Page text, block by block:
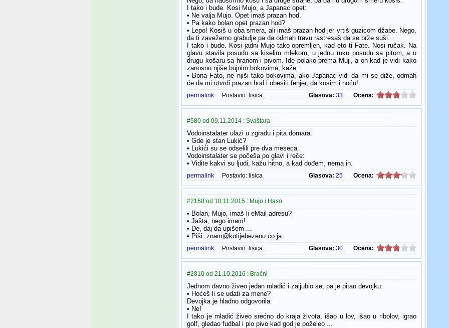
I tako i bude. Kosi Mujo, a Japanac opet:
• Ne valja Mujo. Opet imaš prazan hod.
• Pa kako bolan opet prazan hod?
• Lepo! Kosiš u oba smera, ali imaš prazan hod jer vrtiš guzicom džabe. Nego,
da ti zavežemo grabulje pa da odmah travu rastresaš da se brže suši.
I tako i bude. Kosi jadni Mujo tako opremljen, kad eto ti Fate. Nosi ručak. Na
glavu stavila posudu sa kiselim mlekom, u jednu ruku posudu sa pitom, a u
drugu košaru sa hranom i pivom. Ide polako prema Muji, a on kad je vidi kako
zanosno njiše bujnim bokovima, kaže:
• Bona Fato, ne njiši tako bokovima, ako Japanac vidi da mi se diže, odmah
će da mi utvrdi prazan hod i obesiti fenjer, da kosim i noću!
permalink Postavio: lisica Glasova: 33 Ocena:
#580 od 09.11.2014 : Svaštara
Vodoinstalater ulazi u zgradu i pita domara:
• Gde je stan Lukić?
• Lukići su se odselili pre dva meseca.
Vodoinstalater se počeša po glavi i reče:
• Vidite kakvi su ljudi, kažu hitno, a kad dođem, nema ih.
permalink Postavio: lisica Glasova: 25 Ocena:
#2160 od 10.11.2015 : Mujo i Haso
• Bolan, Mujo, imaš li eMail adresu?
• Jašta, nego imam!
• De, daj da upišem ...
• Piši: znam@kotijebezenu.co.ja
permalink Postavio: lisica Glasova: 30 Ocena:
#2810 od 21.10.2016 : Bračni
Jednom davno živeo jedan mladić i zaljubio se, pa je pitao devojku:
• Hoćeš li se udati za mene?
Devojka je hladno odgovorila:
• Ne!
I tako je mladić živeo srećno do kraja života, išao u lov, išao u ribolov, igrao
golf, gledao fudbal i pio pivo kad god je poželeo ...